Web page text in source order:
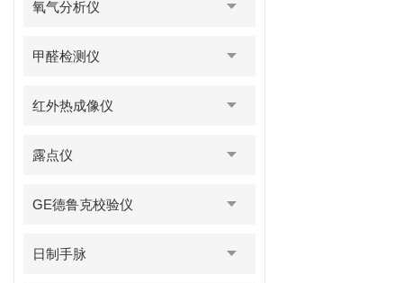
氧气分析仪
甲醛检测仪
红外热成像仪
露点仪
GE德鲁克校验仪
日制手脉